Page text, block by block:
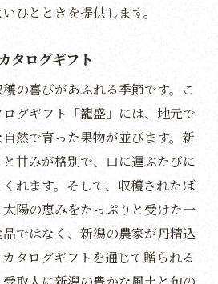
感じる贈り物
広がるギフト
る選りすぐりの品
を味わえる贈り物
気分で選ぶカタログギフト
するカタログギフトの工夫
選択肢を楽しむ
取る側も喜ぶ工夫
広がる新潟のギフト
ひとときを提供します。
タログギフト
の喜びがあふれる季節です。こ
グギフト「籠盛」には、地元で
然で育った果物が並びます。新
甘みが格別で、口に運ぶたびに
れます。そして、収穫されたば
陽の恵みをたっぷりと受けた一
ではなく、新潟の農家が丹精込
タログギフトを通じて贈られる